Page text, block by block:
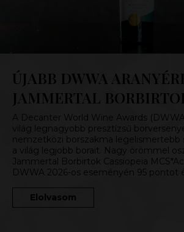
ÚJABB DWWA
JAMMERTAL
A Decanter World Wine Awards
világ legnagyobb presztízsű
nemzetközi borszakma legelismertebb
a világ legjobb borait. Nagy örömmel
Jammertal Borbirtok Cassiopeia
DWWA 2026-os eseményén 95 pontot
Elolvasom